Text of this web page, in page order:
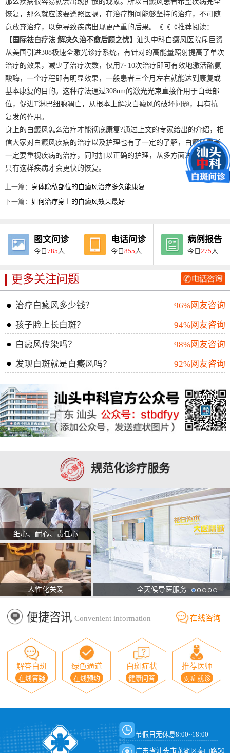
恢复，那么就应该要遵照医嘱，在治疗期间能够坚持的治疗，不可随
意放弃治疗，以免导致疾病出现更严重的后果。《《《推荐阅读：
【国际祛白疗法 解决久治不愈后顾之忧】 汕头中科白癜风医院斥巨资
从美国引进308极速全激光诊疗系统，有针对的高能量照射提高了单次
治疗的效果，减少了治疗次数，仅用7~10次治疗即可有效地激活酪氨
酸酶，一个疗程即有明显效果，一般患者三个月左右就能达到康复或
基本康复的目的。这种疗法通过308nm的激光光束直接作用于白斑部
位，促进T淋巴细胞凋亡，从根本上解决白癜风的破坏问题，具有抗
复发的作用。
身上的白癜风怎么治疗才能彻底康复?通过上文的专家给出的介绍，相
信大家对白癜风疾病的治疗以及护理也有了一定的了解，白癜风患者
一定要重视疾病的治疗，同时加以正确的护理，从多方面进行调养，
只有这样疾病才会更快的恢复。
上一篇： 身体隐私部位的白癜风治疗多久能康复
下一篇：如何治疗身上的白癜风效果最好
图文问诊
今日785 人
电话问诊
今日855 人
病例报告
今日275 人
更多关注问题
治疗白癜风多少钱？
96%网友咨询
孩子脸上长白斑？
94%网友咨询
白癜风传染吗？
98%网友咨询
发现白斑就是白癜风吗？
92%网友咨询
规范化诊疗服务
细心、耐心、责任心
人性化关爱 全天候导医服务
便捷咨讯 Convenient information 在线咨询
解答白斑
在线答疑
绿色通道
在线预约
白斑症状
健康问答
推荐医师
对症就诊
节假日无休息8:00~18:00
广东省汕头市龙湖区泰山路50